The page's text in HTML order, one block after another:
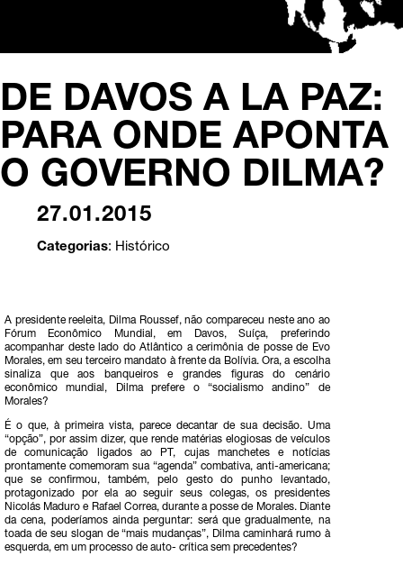
DE DAVOS A LA PAZ:
PARA ONDE APONTA
O GOVERNO DILMA?
27.01.2015
Categorias: Histórico
A presidente reeleita, Dilma Roussef, não compareceu neste ano ao
Fórum Econômico Mundial, em Davos, Suíça, preferindo
acompanhar deste lado do Atlântico a cerimônia de posse de Evo
Morales, em seu terceiro mandato à frente da Bolívia. Ora, a escolha
sinaliza que aos banqueiros e grandes figuras do cenário
econômico mundial, Dilma prefere o “socialismo andino” de
Morales?
É o que, à primeira vista, parece decantar de sua decisão. Uma
“opção”, por assim dizer, que rende matérias elogiosas de veículos
de comunicação ligados ao PT, cujas manchetes e notícias
prontamente comemoram sua “agenda” combativa, anti-americana;
que se confirmou, também, pelo gesto do punho levantado,
protagonizado por ela ao seguir seus colegas, os presidentes
Nicolás Maduro e Rafael Correa, durante a posse de Morales. Diante
da cena, poderíamos ainda perguntar: será que gradualmente, na
toada de seu slogan de “mais mudanças”, Dilma caminhará rumo à
esquerda, em um processo de auto- crítica sem precedentes?